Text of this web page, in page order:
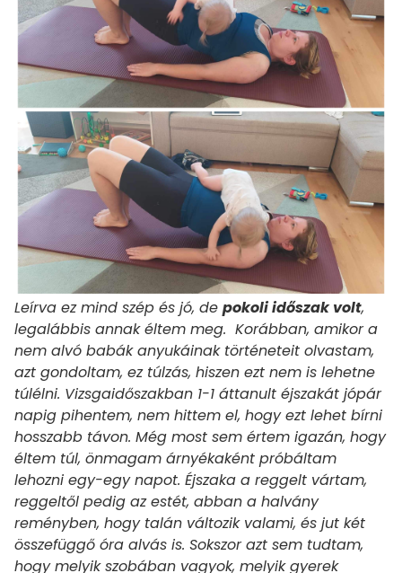
Leírva ez mind szép és jó, de pokoli időszak volt,
legalábbis annak éltem meg. Korábban, amikor a
nem alvó babák anyukáinak történeteit olvastam,
azt gondoltam, ez túlzás, hiszen ezt nem is lehetne
túlélni. Vizsgaidőszakban 1-1 áttanult éjszakát jópár
napig pihentem, nem hittem el, hogy ezt lehet bírni
hosszabb távon. Még most sem értem igazán, hogy
éltem túl, önmagam árnyékaként próbáltam
lehozni egy-egy napot. Éjszaka a reggelt vártam,
reggeltől pedig az estét, abban a halvány
reményben, hogy talán változik valami, és jut két
összefüggő óra alvás is. Sokszor azt sem tudtam,
hogy melyik szobában vagyok, melyik gyerek